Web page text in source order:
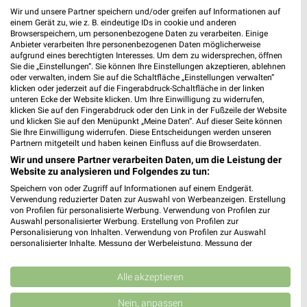
3,9 km
Angebote ab 01.08.
Noch morgen gültig
25,2 km
Dieter Knoll
Gültig bis Fr. 14.08.
XXXLutz
25,2 km
Kaufland
0,2 km
Wir und unsere Partner speichern und/oder greifen auf Informationen auf
einem Gerät zu, wie z. B. eindeutige IDs in cookie und anderen
Browserspeichern, um personenbezogene Daten zu verarbeiten. Einige
Anbieter verarbeiten Ihre personenbezogenen Daten möglicherweise
aufgrund eines berechtigten Interesses. Um dem zu widersprechen, öffnen
Sie die „Einstellungen“. Sie können Ihre Einstellungen akzeptieren, ablehnen
oder verwalten, indem Sie auf die Schaltfläche „Einstellungen verwalten“
klicken oder jederzeit auf die Fingerabdruck-Schaltfläche in der linken
unteren Ecke der Website klicken. Um Ihre Einwilligung zu widerrufen,
klicken Sie auf den Fingerabdruck oder den Link in der Fußzeile der Website
und klicken Sie auf den Menüpunkt „Meine Daten“. Auf dieser Seite können
Sie Ihre Einwilligung widerrufen. Diese Entscheidungen werden unseren
Partnern mitgeteilt und haben keinen Einfluss auf die Browserdaten.
Wir und unsere Partner verarbeiten Daten, um die Leistung der
Website zu analysieren und Folgendes zu tun:
Speichern von oder Zugriff auf Informationen auf einem Endgerät.
Verwendung reduzierter Daten zur Auswahl von Werbeanzeigen. Erstellung
von Profilen für personalisierte Werbung. Verwendung von Profilen zur
Auswahl personalisierter Werbung. Erstellung von Profilen zur
Personalisierung von Inhalten. Verwendung von Profilen zur Auswahl
personalisierter Inhalte. Messung der Werbeleistung. Messung der
Kombinationen von Daten aus verschiedenen Quellen. Entwicklung und
Verbesserung der Angebote. Verwendung reduzierter Daten zur Auswahl
von Inhalten.
Daten können außerhalb der Europäischen Union weitergegeben und in die
Alle akzeptieren
Nein, anpassen